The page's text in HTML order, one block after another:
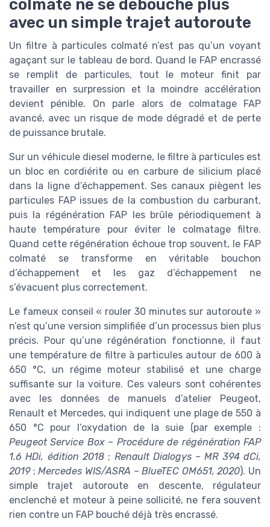
colmaté ne se débouche plus
avec un simple trajet autoroute
Un filtre à particules colmaté n’est pas qu’un voyant
agaçant sur le tableau de bord. Quand le FAP encrassé
se remplit de particules, tout le moteur finit par
travailler en surpression et la moindre accélération
devient pénible. On parle alors de colmatage FAP
avancé, avec un risque de mode dégradé et de perte
de puissance brutale.
Sur un véhicule diesel moderne, le filtre à particules est
un bloc en cordiérite ou en carbure de silicium placé
dans la ligne d’échappement. Ses canaux piègent les
particules FAP issues de la combustion du carburant,
puis la régénération FAP les brûle périodiquement à
haute température pour éviter le colmatage filtre.
Quand cette régénération échoue trop souvent, le FAP
colmaté se transforme en véritable bouchon
d’échappement et les gaz d’échappement ne
s’évacuent plus correctement.
Le fameux conseil « rouler 30 minutes sur autoroute »
n’est qu’une version simplifiée d’un processus bien plus
précis. Pour qu’une régénération fonctionne, il faut
une température de filtre à particules autour de 600 à
650 °C, un régime moteur stabilisé et une charge
suffisante sur la voiture. Ces valeurs sont cohérentes
avec les données de manuels d’atelier Peugeot,
Renault et Mercedes, qui indiquent une plage de 550 à
650 °C pour l’oxydation de la suie (par exemple :
Peugeot Service Box – Procédure de régénération FAP
1.6 HDi, édition 2018; Renault Dialogys – MR 394 dCi,
2019;Mercedes WIS/ASRA – BlueTEC OM651, 2020). Un
simple trajet autoroute en descente, régulateur
enclenché et moteur à peine sollicité, ne fera souvent
rien contre un FAP bouché déjà très encrassé.